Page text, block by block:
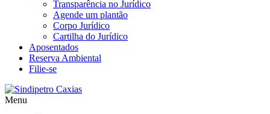
Transparência no Jurídico
Agende um plantão
Corpo Jurídico
Cartilha do Jurídico
Aposentados
Reserva Ambiental
Filie-se
Menu